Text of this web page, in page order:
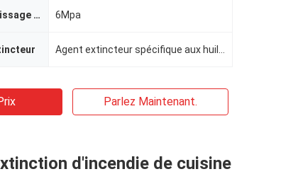
Pression de remplissage de la bouteille de conduite 6Mpa
Parlez Maintenant.
d'incendie de cuisine